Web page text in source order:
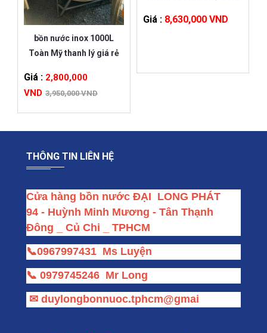
bồn nước inox 1000L
Toàn Mỹ thanh lý giá rẻ
Giá : 2,800,000
VND 3,950,000 VND
Giá : 8,630,000 VND
THÔNG TIN LIÊN HỆ
Cửa hàng bồn nước ĐẠI  LONG PHÁT
94 - Huỳnh Minh Mương - Tân Thạnh
Đông _ Củ Chi _ TPHCM
📞0967997431 Ms Luyện
📞 0979745246 Mr Long
✉ duylongbonnuoc.tphcm@gmai